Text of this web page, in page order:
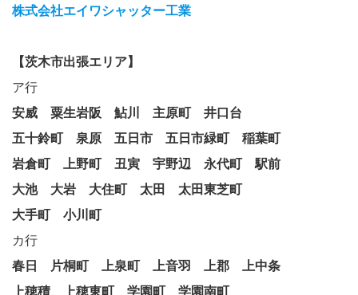
株式会社エイワシャッター工業
【茨木市出張エリア】
ア行
安威
粟生岩阪 鮎川 主原町
井口台
五十鈴町
泉原 五日市 五日市緑町
稲葉町
岩倉町
上野町 丑寅 宇野辺 永代町
駅前
大池
大岩 大住町 太田
太田東芝町
大手町
小川町
カ行
春日
片桐町 上泉町 上音羽 上郡
上中条
上穂積
上穂東町 学園町
学園南町